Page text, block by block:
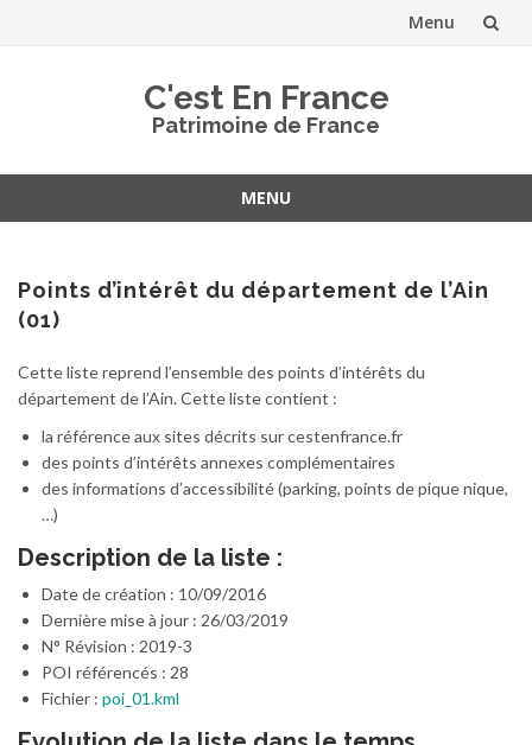
Menu
C'est En France
Patrimoine de France
MENU
contenu
Points d’intérêt du département de l’Ain
(01)
Cette liste reprend l’ensemble des points d’intérêts du
département de l’Ain. Cette liste contient :
la référence aux sites décrits sur cestenfrance.fr
des points d’intérêts annexes complémentaires
des informations d’accessibilité (parking, points de pique nique,
…)
Description de la liste :
Date de création : 10/09/2016
Dernière mise à jour : 26/03/2019
N° Révision : 2019-3
POI référencés : 28
Fichier : poi_01.kml